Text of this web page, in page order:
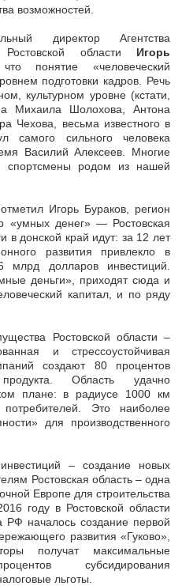
возможностей.
директор Агентства
Ростовской области Игорь
понятие «человеческий
подготовки кадров. Речь
культурном уровне (кстати,
Михаила Шолохова, Антона
Чехова, весьма известного в
самого сильного человека
Василий Алексеев. Многие
спортсмены родом из нашей
Игорь Бураков, регион
«умных денег» — Ростовская
в донской край идут: за 12 лет
развития привлекло в
долларов инвестиций.
деньги», приходят сюда и
капитал, и по ряду
Ростовской области –
и стрессоустойчивая
создают 80 процентов
Область удачно
плане: в радиусе 1000 км
Это наиболее
для производственного
– создание новых
Ростовская область – одна
Европе для строительства
году в Ростовской области
РФ началось создание первой
развития «Гуково»,
получат максимальные
субсидирования
льготы.